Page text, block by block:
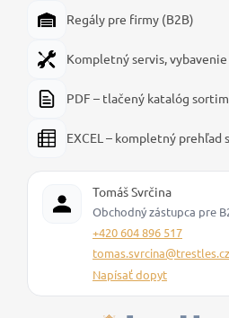
Regály pre firmy (B2B)
Kompletný servis,
PDF – tlačený katalóg
EXCEL – kompletný
Tomáš Svrčina
Obchodný zástupca pre
+420 604 896 517
tomas.svrcina@trestles.cz
Napísať dopyt